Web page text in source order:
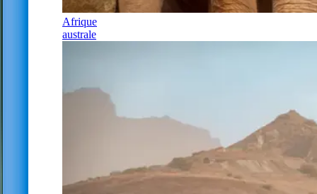
Afrique
australe